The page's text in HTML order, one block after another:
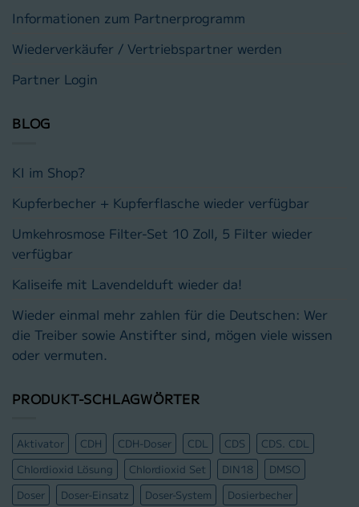
Informationen zum Partnerprogramm
Wiederverkäufer / Vertriebspartner werden
Partner Login
BLOG
KI im Shop?
Kupferbecher + Kupferflasche wieder verfügbar
Umkehrosmose Filter-Set 10 Zoll, 5 Filter wieder
verfügbar
Kaliseife mit Lavendelduft wieder da!
Wieder einmal mehr zahlen für die Deutschen: Wer
die Treiber sowie Anstifter sind, mögen viele wissen
oder vermuten.
PRODUKT-SCHLAGWÖRTER
Aktivator CDH CDH-Doser CDL CDS
CDS. CDL
Chlordioxid Lösung
Chlordioxid Set DIN18
DMSO
Doser
Doser-Einsatz Doser-System
Dosierbecher